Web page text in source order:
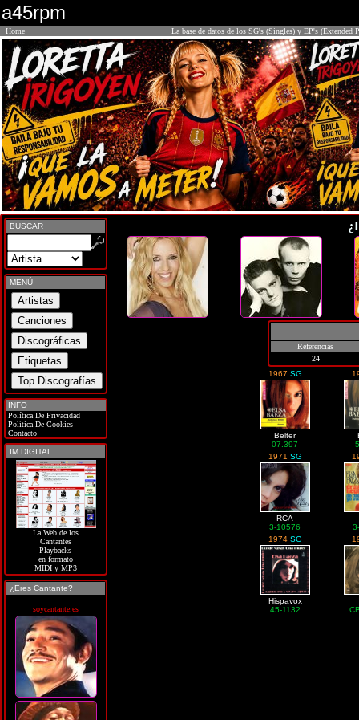
a45rpm
Home La base de datos de los SG's (Singles) y EP's (Extended
BUSCAR
MENÚ
INFO
Política De Privacidad
Política De Cookies
Contacto
IM DIGITAL
La Web de los
Cantantes
Playbacks
en formato
MIDI y MP3
¿Eres Cantante?
soycantante.es
Referencias
24
1967 SG
Belter
07.397
1971 SG
RCA
3-10576
1974 SG
Hispavox
45-1132